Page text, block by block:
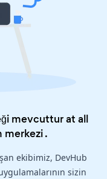
mevcuttur at all
merkezi.
ekibimiz, DevHub
sizin